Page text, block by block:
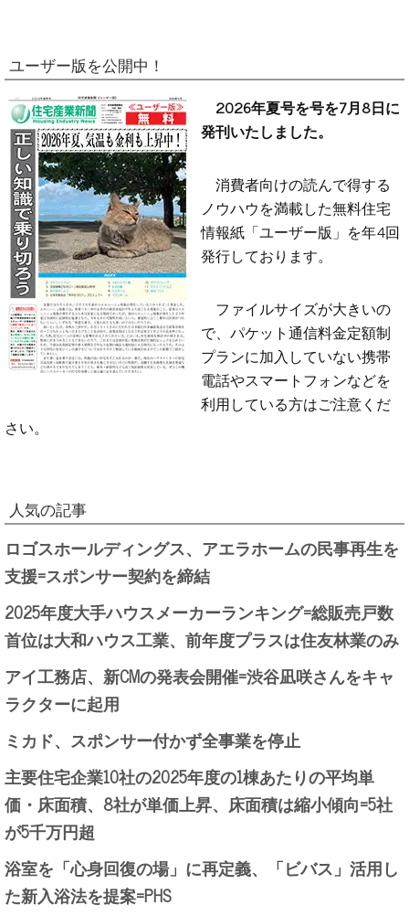
ユーザー版を公開中！
2026年夏号を号を7月8日に
発刊いたしました。
消費者向けの読んで得する
ノウハウを満載した無料住宅
情報紙「ユーザー版」を年4回
発行しております。
ファイルサイズが大きいの
で、パケット通信料金定額制
プランに加入していない携帯
電話やスマートフォンなどを
利用している方はご注意くだ
さい。
人気の記事
ロゴスホールディングス、アエラホームの民事再生を
支援=スポンサー契約を締結
2025年度大手ハウスメーカーランキング=総販売戸数
首位は大和ハウス工業、前年度プラスは住友林業のみ
アイ工務店、新CMの発表会開催=渋谷凪咲さんをキャ
ラクターに起用
ミカド、スポンサー付かず全事業を停止
主要住宅企業10社の2025年度の1棟あたりの平均単
価・床面積、8社が単価上昇、床面積は縮小傾向=5社
が5千万円超
浴室を「心身回復の場」に再定義、「ビバス」活用し
た新入浴法を提案=PHS